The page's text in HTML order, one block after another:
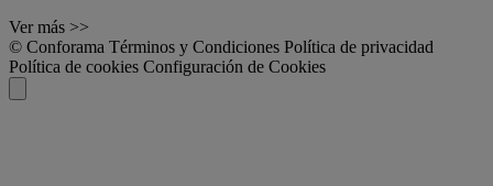
Ver más >>
© Conforama Términos y Condiciones Política de privacidad
Política de cookies Configuración de Cookies